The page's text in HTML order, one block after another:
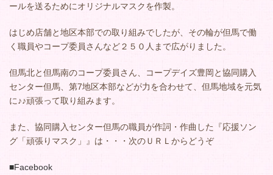
ールを送るためにオリジナルマスクを作製。
はじめ店舗と地区本部での取り組みでしたが、その輪が但馬で働
く職員やコープ委員さんなど２５０人まで広がりました。
但馬北と但馬南のコープ委員さん、コープデイズ豊岡と協同購入
センター但馬、第7地区本部などが力を合わせて、但馬地域を元気
に♪♪頑張って取り組みます。
また、協同購入センター但馬の職員が作詞・作曲した『応援ソン
グ「頑張りマスク」』は・・・次のＵＲＬからどうぞ
■Facebook